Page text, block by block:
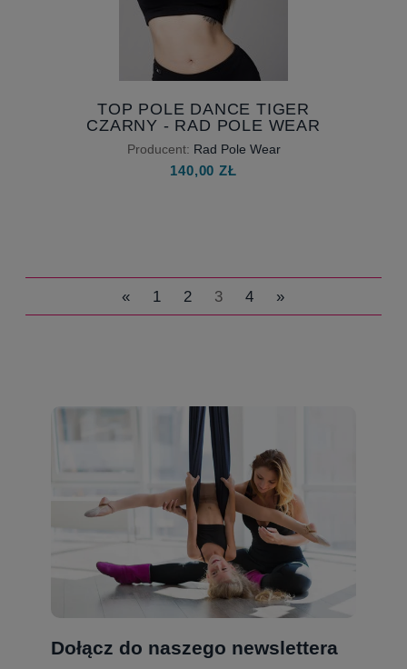
TOP POLE DANCE TIGER
CZARNY - RAD POLE WEAR
Producent: Rad Pole Wear
140,00 ZŁ
« 1 2 3 4 »
Dołącz do naszego newslettera